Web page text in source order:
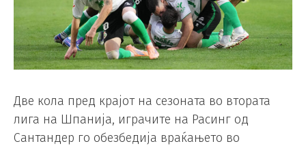
Две кола пред крајот на сезоната во втората
лига на Шпанија, играчите на Расинг од
Сантандер го обезбедија враќањето во